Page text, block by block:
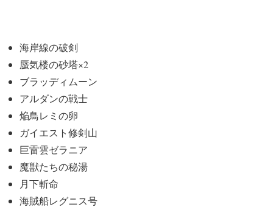
海岸線の破剣
蜃気楼の砂塔×2
ブラッディムーン
アルダンの戦士
焔鳥レミの卵
ガイエスト修剣山
巨雷雲ゼラニア
魔獣たちの秘湯
月下斬命
海賊船レグニス号